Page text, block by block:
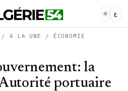
ع
/A LA UNE / ÉCONOMIE
la
portuaire